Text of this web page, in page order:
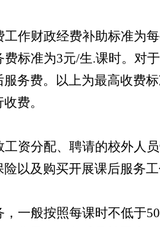
工作财政经费补助标准为
费标准为3元/生.课时。 对
务费。
以上为最高收费
费。
资分配、聘请的校外人
以及购买开展课后服务
一般按照每课时不低于50